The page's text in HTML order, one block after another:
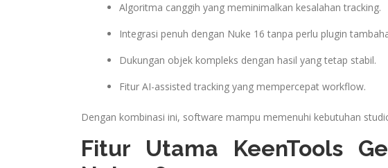
Algoritma canggih yang meminimalkan kesalahan tracking.
Integrasi penuh dengan Nuke 16 tanpa perlu plugin
Dukungan objek kompleks dengan hasil yang tetap stabil.
Fitur AI-assisted tracking yang mempercepat workflow.
Dengan kombinasi ini, software mampu memenuhi kebutuhan
Fitur Utama KeenTools